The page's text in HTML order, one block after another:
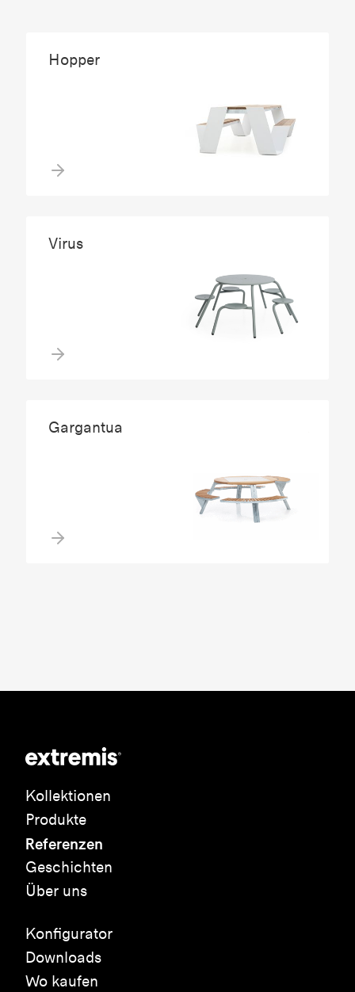
Hopper
Virus
Gargantua
Kollektionen
Produkte
Referenzen
Geschichten
Über uns
Konfigurator
Downloads
Wo kaufen